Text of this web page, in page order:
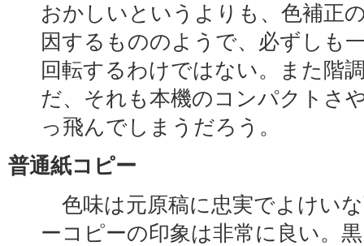
おかしいというよりも、色補正
因するもののようで、必ずしも
回転するわけではない。また階
だ、それも本機のコンパクトさ
っ飛んでしまうだろう。
普通紙コピー
色味は元原稿に忠実でよけい
ーコピーの印象は非常に良い。